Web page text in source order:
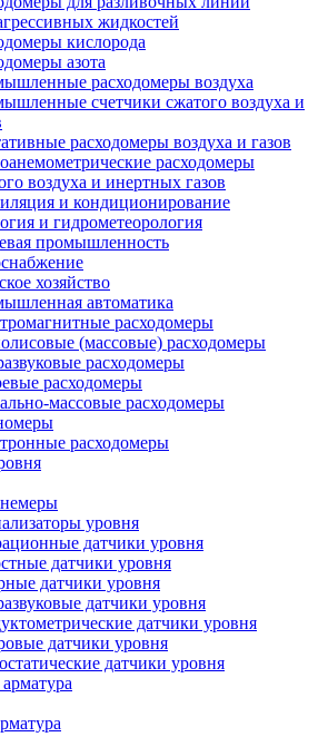
жидкостей
кислорода
азота
расходомеры воздуха
счетчики сжатого воздуха и
расходомеры воздуха и газов
расходомеры
воздуха и инертных газов
и кондиционирование
и гидрометеорология
промышленность
хозяйство
автоматика
расходомеры
(массовые) расходомеры
расходомеры
расходомеры
массовые расходомеры
расходомеры
уровня
датчики уровня
датчики уровня
датчики уровня
датчики уровня
датчики уровня
датчики уровня
датчики уровня